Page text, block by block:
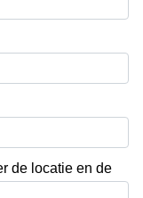
de locatie en de